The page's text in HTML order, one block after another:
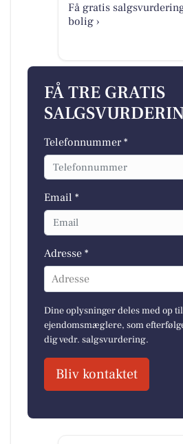
Få gratis
bolig ›
FÅ TRE GRATIS
Telefonnummer *
Email *
Adresse *
Adresse
Dine oplysninger deles med op
ejendomsmæglere, som
dig vedr. salgsvurdering.
Bliv kontaktet